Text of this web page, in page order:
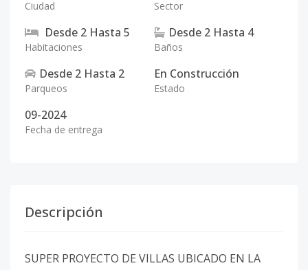
Ciudad Sector
Desde 2 Hasta 5
Habitaciones
Desde 2 Hasta 4
Baños
Desde 2 Hasta 2
Parqueos
En Construcción
Estado
09-2024
Fecha de entrega
Descripción
SUPER PROYECTO DE VILLAS UBICADO EN LA